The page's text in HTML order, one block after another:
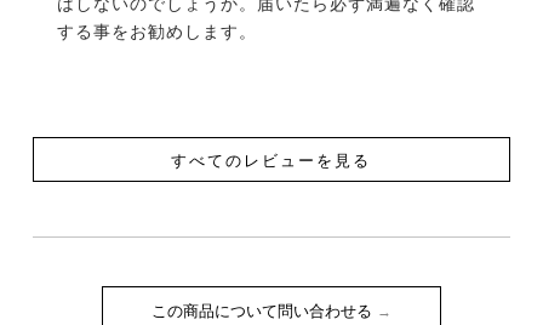
する事をお勧めします。
すべてのレビューを見る
この商品について問い合わせる